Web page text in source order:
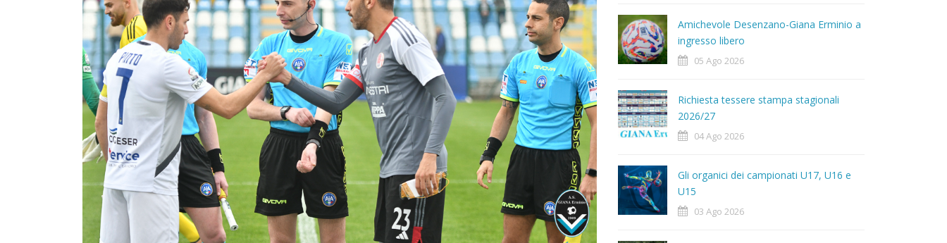
Amichevole Desenzano-Giana Erminio a
ingresso libero
05 Ago 2026
Richiesta tessere stampa stagionali
2026/27
04 Ago 2026
Gli organici dei campionati U17, U16 e
U15
03 Ago 2026